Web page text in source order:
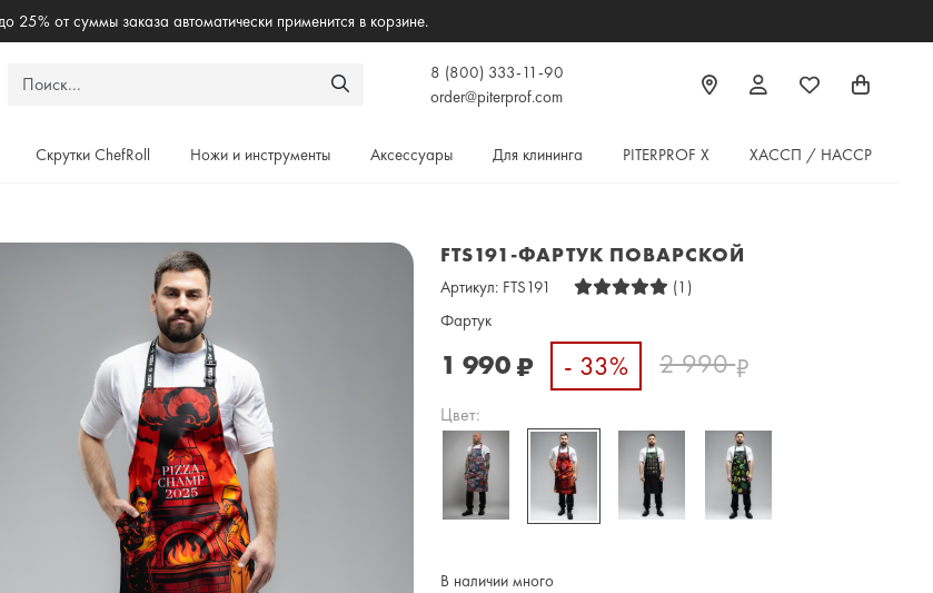
Бесплантая доставка по России при заказе от 5000₽
8 (800) 333-11-90
order@piterprof.com
Скрутки ChefRoll Ножи и инструменты Аксессуары Для клининга PITERPROF X ХАССП / HACCP
FTS191-ФАРТУК ПОВАРСКОЙ
Артикул: FTS191
(1)
Фартук
1 990₽ - 33% 2 990₽
Цвет:
В наличии много